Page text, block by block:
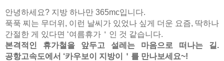
안녕하세요? 지방 하나만 365mc입니다.
푹푹 찌는 무더위, 이런 날씨가 있었나 싶게 더운 요즘, 딱하나
간절한 게 있다면 ‘여름휴가＇인 것 같습니다.
본격적인 휴가철을 앞두고 설레는 마음으로 떠나는 길.
공항고속도에서 ‘카우보이 지방이＇를 만나보세요~!